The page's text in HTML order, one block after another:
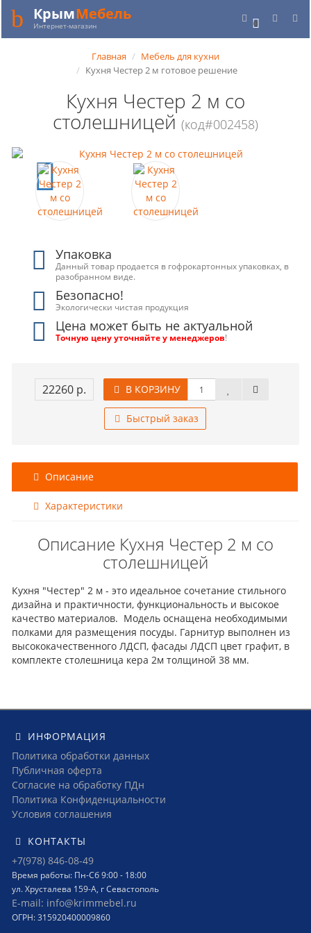
0
КрымМебель
Интернет-магазин
Главная
Мебель для кухни
Кухня Честер 2 м готовое решение
Кухня Честер 2 м со
столешницей (код#002458)
Упаковка
Данный товар продается в гофрокартонных упаковках, в
разобранном виде.
Безопасно!
Экологически чистая продукция
Цена может быть не актуальной
Точную цену уточняйте у менеджеров!
22260 р. В КОРЗИНУ
Быстрый заказ
Описание
Характеристики
Описание Кухня Честер 2 м со
столешницей
Кухня "Честер" 2 м - это идеальное сочетание стильного
дизайна и практичности, функциональность и высокое
качество материалов. Модель оснащена необходимыми
полками для размещения посуды. Гарнитур выполнен из
высококачественного ЛДСП, фасады ЛДСП цвет графит, в
комплекте столешница кера 2м толщиной 38 мм.
ИНФОРМАЦИЯ
Политика обработки данных
Публичная оферта
Согласие на обработку ПДн
Политика Конфиденциальности
Условия соглашения
КОНТАКТЫ
+7(978) 846-08-49
Время работы: Пн-Сб 9:00 - 18:00
ул. Хрусталева 159-А, г Севастополь
E-mail: info@krimmebel.ru
ОГРН: 315920400009860